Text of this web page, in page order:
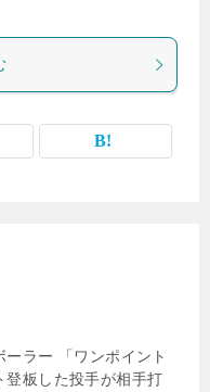
ーラー 「ワンポイント
登板した投手が相手打